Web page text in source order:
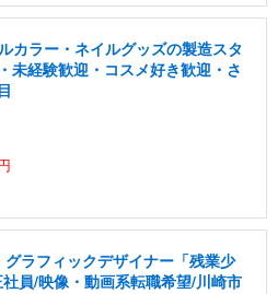
カラー・ネイルグッズの製造スタ
未経験歓迎・コスメ好き歓迎・さ
グラフィックデザイナー「残業少
員/映像・動画系転職希望/川崎市